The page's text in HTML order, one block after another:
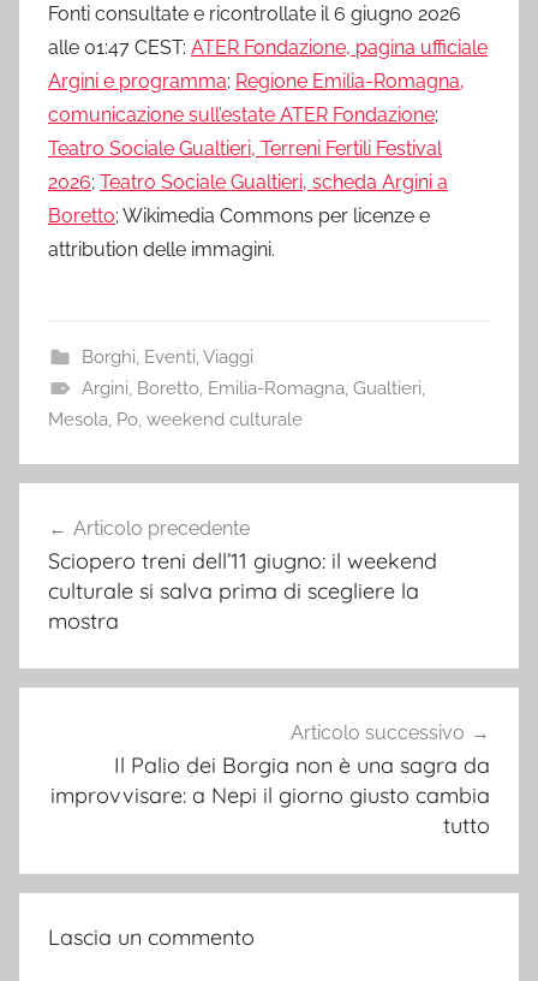
Fonti consultate e ricontrollate il 6 giugno 2026
alle 01:47 CEST: ATER Fondazione, pagina ufficiale
Argini e programma; Regione Emilia-Romagna,
comunicazione sull’estate ATER Fondazione;
Teatro Sociale Gualtieri, Terreni Fertili Festival
2026; Teatro Sociale Gualtieri, scheda Argini a
Boretto; Wikimedia Commons per licenze e
attribution delle immagini.
Borghi, Eventi,Viaggi
Argini, Boretto, Emilia-Romagna, Gualtieri,
Mesola, Po, weekend culturale
articoli
Articolo precedente
Sciopero treni dell’11 giugno: il weekend
culturale si salva prima di scegliere la
mostra
Articolo successivo
Il Palio dei Borgia non è una sagra da
improvvisare: a Nepi il giorno giusto cambia
tutto
Lascia un commento